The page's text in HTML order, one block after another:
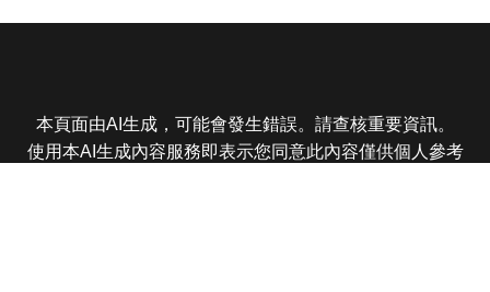
本頁面由AI生成，可能會發生錯誤。請查核重要資訊。
使用本AI生成內容服務即表示您同意此內容僅供個人參考